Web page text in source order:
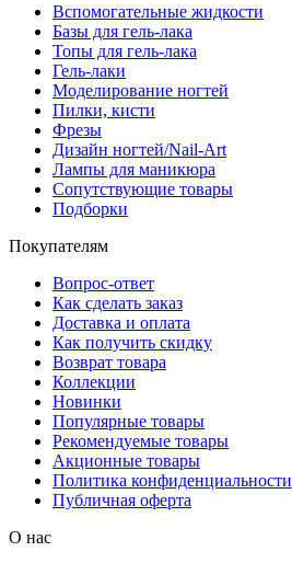
Вспомогательные жидкости
Базы для гель-лака
Топы для гель-лака
Гель-лаки
Моделирование ногтей
Пилки, кисти
Фрезы
Дизайн ногтей/Nail-Art
Лампы для маникюра
Сопутствующие товары
Подборки
Покупателям
Вопрос-ответ
Как сделать заказ
Доставка и оплата
Как получить скидку
Возврат товара
Коллекции
Новинки
Популярные товары
Рекомендуемые товары
Акционные товары
Политика конфиденциальности
Публичная оферта
О нас